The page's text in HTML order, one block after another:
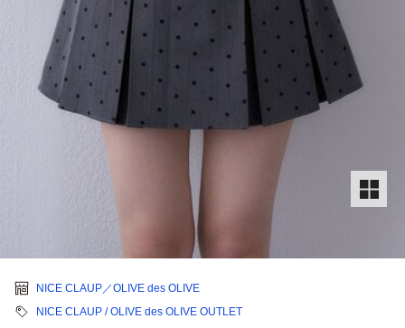
NICE CLAUP／OLIVE des OLIVE
NICE CLAUP / OLIVE des OLIVE OUTLET